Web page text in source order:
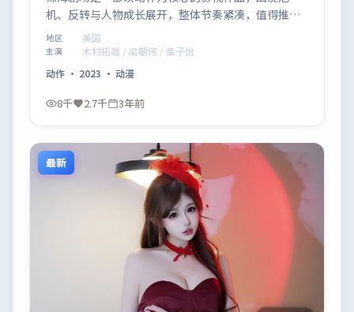
机、反转与人物成长展开，整体节奏紧凑，值得推荐
观看。
地区 美国
主演
木村拓哉 / 梁朝伟 / 章子怡
动作 · 2023 · 动漫
8千 2.7千 3年前
最新